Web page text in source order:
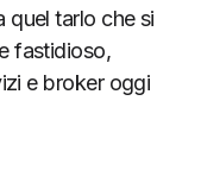
quel tarlo che si
fastidioso,
e broker oggi